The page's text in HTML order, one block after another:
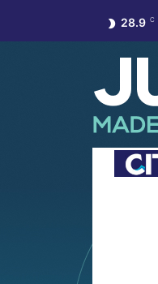
28.9 C